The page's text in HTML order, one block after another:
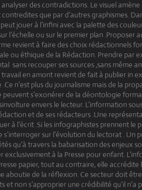
des contradictions. Le visuel
que par d’autres graphismes.
jouer à l’infini avec la palette des
l’échelle ou sur le premier plan .Proposer
revient à faire des choix rédactionnels
ou éthique de la Rédaction. Prendre par
sans recouper ses sources ,sans même
en amont revient de fait à publier in
n’est plus du journalisme mais de la
peuvent s’exonérer de la déontologie
envers le lecteur. L’information
et de ses rédacteurs .Une
à l’écrit .Si les infographistes prennent le
sur l’évolution du lectorat . Un
qu’à travers la babarisation des enjeux
exclusivement à la Presse pour enfant.
papier, tout au contraire, elle accrédite
aboutie de la réflexion. Ce secteur doit
et non s’approprier une crédibilité qu’il n’a